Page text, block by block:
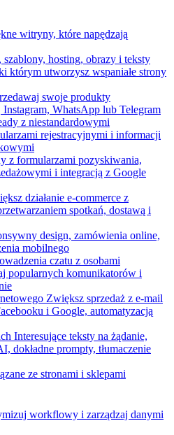
witryny, które napędzają
szablony, hosting, obrazy i teksty
którym utworzysz wspaniałe strony
swoje produkty
WhatsApp lub Telegram
z niestandardowymi
rejestracyjnymi i informacji
z formularzami pozyskiwania,
i integracją z Google
działanie e-commerce z
spotkań, dostawą i
design, zamówienia online,
mobilnego
czatu z osobami
popularnych komunikatorów i
Zwiększ sprzedaż z e-mail
i Google, automatyzacją
Interesujące teksty na żądanie,
dokładne prompty, tłumaczenie
ze stronami i sklepami
workflowy i zarządzaj danymi